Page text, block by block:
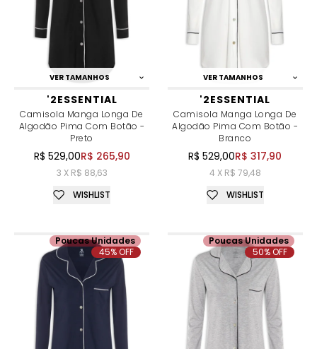
VER TAMANHOS
'2ESSENTIAL
Camisola Manga Longa De
Algodão Pima Com Botão -
Preto
R$ 529,00R$ 265,90
3 X R$ 88,63
WISHLIST
VER TAMANHOS
'2ESSENTIAL
Camisola Manga Longa De
Algodão Pima Com Botão -
Branco
R$ 529,00R$ 317,90
4 X R$ 79,48
WISHLIST
Poucas Unidades
45% OFF
Poucas Unidades
50% OFF